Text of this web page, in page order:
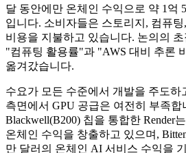
달 동안에만 온체인 수익으로 약 1억
입니다. 소비자들은 스토리지, 컴퓨
비용을 지불하고 있습니다. 논의의
"컴퓨팅 활용률"과 "AWS 대비 추론
옮겨갔습니다.
수요가 모든 수준에서 개발을 주도하
측면에서 GPU 공급은 여전히 ​​부족
Blackwell(B200) 칩을 통합한 Render
온체인 수익을 창출하고 있으며,
만 달러의 온체인 AI 서비스 수익을